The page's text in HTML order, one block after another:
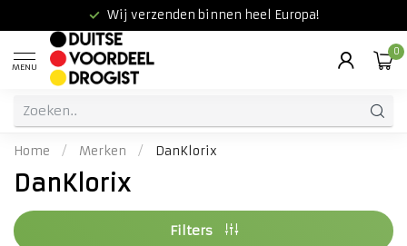
Wij verzenden binnen heel Europa!
MENU
0
Home / Merken / DanKlorix
DanKlorix
Filters